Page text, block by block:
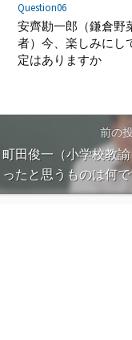
Question06
安齊勘一郎（鎌倉野
者）今、楽しみにし
定はありますか
前の
町田俊一（小学校教
ったと思うものは何